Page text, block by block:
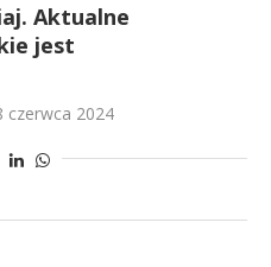
Aktualne
jest
czerwca 2024